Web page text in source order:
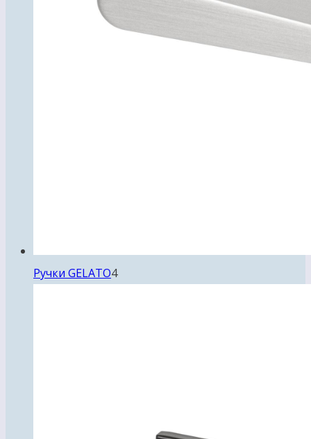
Ручки GELATO44